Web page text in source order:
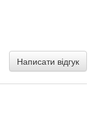
Написати відгук